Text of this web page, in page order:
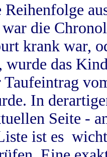
die
krank war,
wurde das
Taufeintrag
In
Seite -
ist es